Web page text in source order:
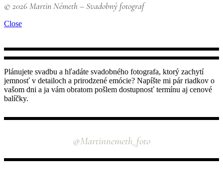
© 2026 Martin Németh – Svadobný fotograf
Close
Plánujete svadbu a hľadáte svadobného fotografa, ktorý zachytí
jemnosť v detailoch a prirodzené emócie? Napíšte mi pár riadkov o
vašom dni a ja vám obratom pošlem dostupnosť termínu aj cenové
balíčky.
@martinnemeth_foto